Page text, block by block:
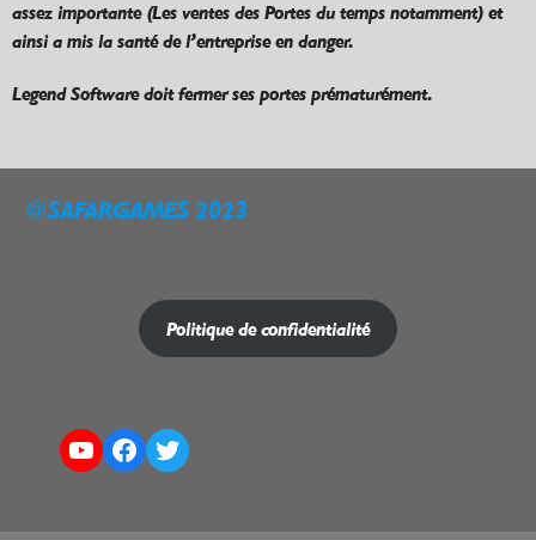
assez importante (Les ventes des Portes du temps notamment) et
ainsi a mis la santé de l’entreprise en danger.
Legend Software doit fermer ses portes prématurément.
@SAFARGAMES 2023
Politique de confidentialité
YouTube
Facebook
Twitter